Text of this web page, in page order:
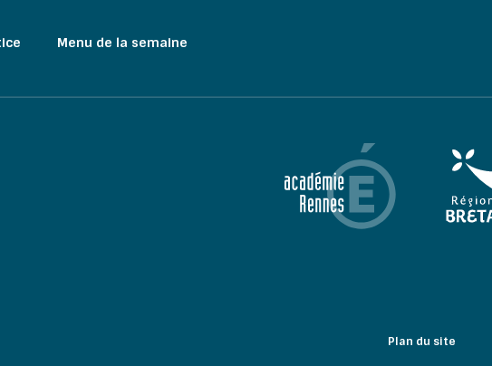
Menu de la semaine
Plan du site